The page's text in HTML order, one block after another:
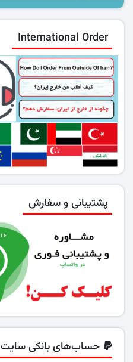
International Order
پشتیبانی و سفارش
حساب‌های بانکی سایت